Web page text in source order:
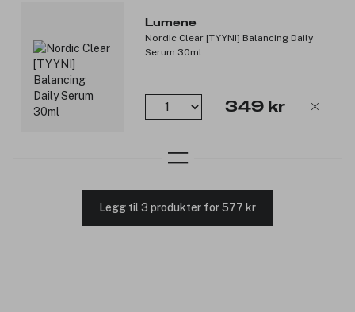
Lumene
Nordic Clear [TYYNI] Balancing Daily
Serum 30ml
349 kr
Legg til 3 produkter for 577 kr